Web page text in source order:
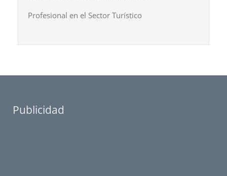
Profesional en el Sector Turístico
Publicidad